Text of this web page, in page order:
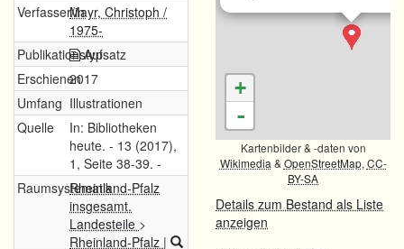
Verfasser/inMayr, Christoph /
1975-
PublikationstypAufsatz
Erschienen2017
Umfang Illustrationen
Quelle
In: Bibliotheken
heute. - 13 (2017),
1, Seite 38-39. -
RaumsystematikRheinland-Pfalz
insgesamt.
Landesteile >
Rheinland-Pfalz |
+
-
Kartenbilder & -daten von
Wikimedia & OpenStreetMap, CC-
BY-SA
Details zum Bestand als Liste
anzeigen